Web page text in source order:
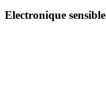
Electronique sensible